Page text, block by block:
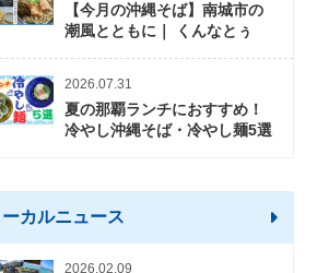
【今月の沖縄そば】南城市の
潮風とともに｜ くんなとぅ
2026.07.31
夏の那覇ランチにおすすめ！
冷やし沖縄そば・冷やし麺5選
ーカルニュース
2026.02.09